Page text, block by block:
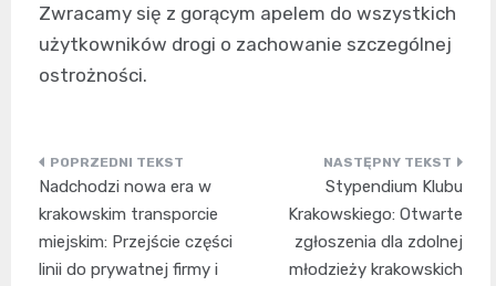
Zwracamy się z gorącym apelem do wszystkich
użytkowników drogi o zachowanie szczególnej
ostrożności.
Nawigacja
wpisu
Nadchodzi nowa era w
krakowskim transporcie
miejskim: Przejście części
linii do prywatnej firmy i
Stypendium Klubu
Krakowskiego: Otwarte
zgłoszenia dla zdolnej
młodzieży krakowskich